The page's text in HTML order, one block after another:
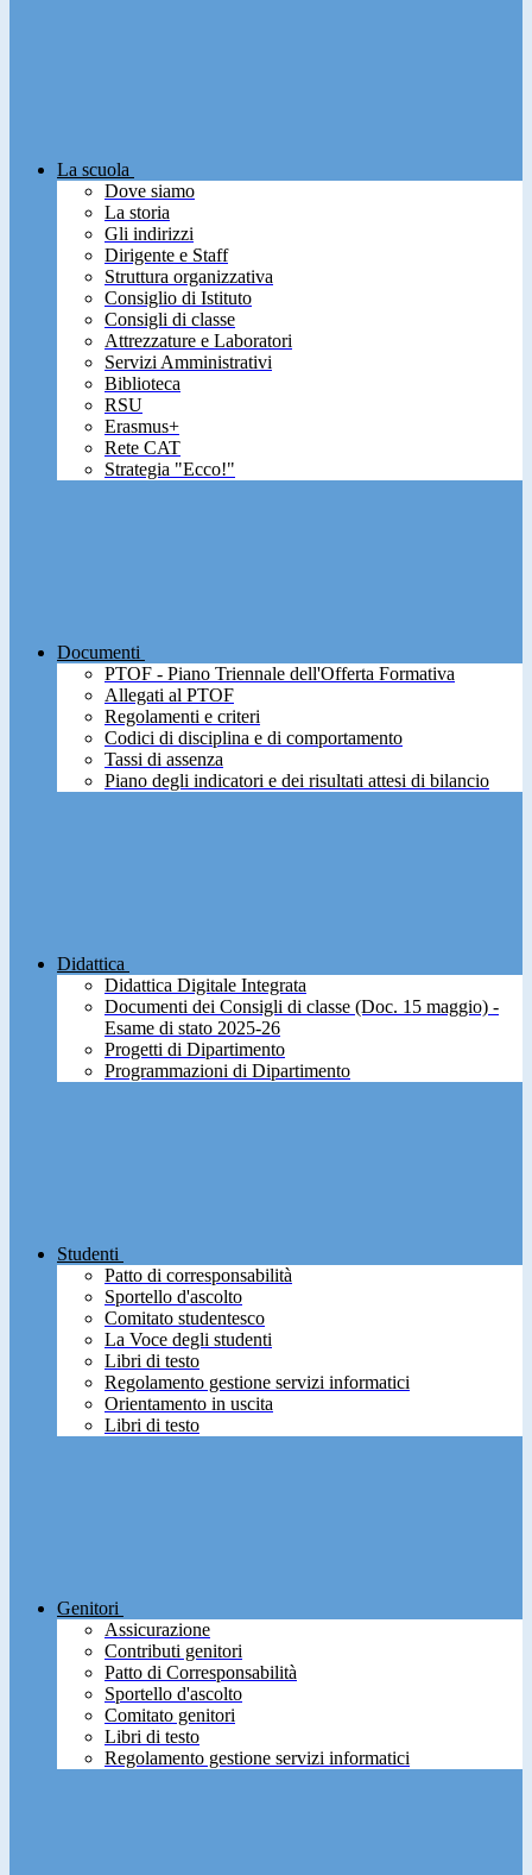
La scuola
Dove siamo
La storia
Gli indirizzi
Dirigente e Staff
Struttura organizzativa
Consiglio di Istituto
Consigli di classe
Attrezzature e Laboratori
Servizi Amministrativi
Biblioteca
RSU
Erasmus+
Rete CAT
Strategia "Ecco!"
Documenti
PTOF - Piano Triennale dell'Offerta Formativa
Allegati al PTOF
Regolamenti e criteri
Codici di disciplina e di comportamento
Tassi di assenza
Piano degli indicatori e dei risultati attesi di bilancio
Didattica
Didattica Digitale Integrata
Documenti dei Consigli di classe (Doc. 15 maggio) -
Esame di stato 2025-26
Progetti di Dipartimento
Programmazioni di Dipartimento
Studenti
Patto di corresponsabilità
Sportello d'ascolto
Comitato studentesco
La Voce degli studenti
Libri di testo
Regolamento gestione servizi informatici
Orientamento in uscita
Libri di testo
Genitori
Assicurazione
Contributi genitori
Patto di Corresponsabilità
Sportello d'ascolto
Comitato genitori
Libri di testo
Regolamento gestione servizi informatici